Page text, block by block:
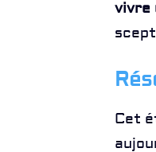
vivre
Cet